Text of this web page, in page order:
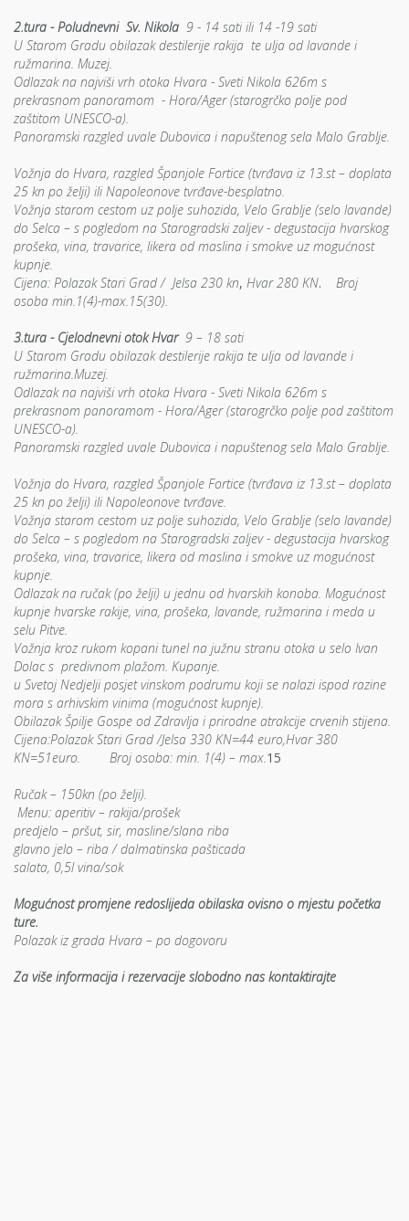
2.tura - Poludnevni Sv. Nikola 9 - 14 sati ili 14 -19 sati
U Starom Gradu obilazak destilerije rakija te ulja od lavande i
ružmarina. Muzej.
Odlazak na najviši vrh otoka Hvara - Sveti Nikola 626m s
prekrasnom panoramom - Hora/Ager (starogrčko polje pod
zaštitom UNESCO-a).
Panoramski razgled uvale Dubovica i napuštenog sela Malo Grablje.
Vožnja do Hvara, razgled Španjole Fortice (tvrđava iz 13.st – doplata
25 kn po želji) ili Napoleonove tvrđave-besplatno.
Vožnja starom cestom uz polje suhozida, Velo Grablje (selo lavande)
do Selca – s pogledom na Starogradski zaljev - degustacija hvarskog
prošeka, vina, travarice, likera od maslina i smokve uz mogućnost
kupnje.
Cijena: Polazak Stari Grad / Jelsa 230 kn, Hvar 280 KN. Broj
osoba min.1(4)-max.15(30).
3.tura - Cjelodnevni otok Hvar9 – 18 sati
U Starom Gradu obilazak destilerije rakija te ulja od lavande i
ružmarina.Muzej.
Odlazak na najviši vrh otoka Hvara - Sveti Nikola 626m s
prekrasnom panoramom - Hora/Ager (starogrčko polje pod zaštitom
UNESCO-a).
Panoramski razgled uvale Dubovica i napuštenog sela Malo Grablje.
Vožnja do Hvara, razgled Španjole Fortice (tvrđava iz 13.st – doplata
25 kn po želji) ili Napoleonove tvrđave.
Vožnja starom cestom uz polje suhozida, Velo Grablje (selo lavande)
do Selca – s pogledom na Starogradski zaljev - degustacija hvarskog
prošeka, vina, travarice, likera od maslina i smokve uz mogućnost
kupnje.
Odlazak na ručak (po želji) u jednu od hvarskih konoba. Mogućnost
kupnje hvarske rakije, vina, prošeka, lavande, ružmarina i meda u
selu Pitve.
Vožnja kroz rukom kopani tunel na južnu stranu otoka u selo Ivan
Dolac s predivnom plažom. Kupanje.
u Svetoj Nedjelji posjet vinskom podrumu koji se nalazi ispod razine
mora s arhivskim vinima (mogućnost kupnje).
Obilazak Špilje Gospe od Zdravlja i prirodne atrakcije crvenih stijena.
Cijena:Polazak Stari Grad /Jelsa 330 KN=44 euro,Hvar 380
KN=51euro. Broj osoba: min. 1(4) – max. 15
Ručak – 150kn (po želji).
Menu: aperitiv – rakija/prošek
predjelo – pršut, sir, masline/slana riba
glavno jelo – riba / dalmatinska pašticada
salata, 0,5l vina/sok
Mogućnost promjene redoslijeda obilaska ovisno o mjestu početka
ture.
Polazak iz grada Hvara – po dogovoru
Za više informacija i rezervacije slobodno nas kontaktirajte